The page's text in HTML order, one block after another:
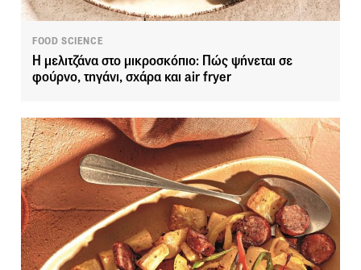
FOOD SCIENCE
Η μελιτζάνα στο μικροσκόπιο: Πώς ψήνεται σε
φούρνο, τηγάνι, σχάρα και air fryer